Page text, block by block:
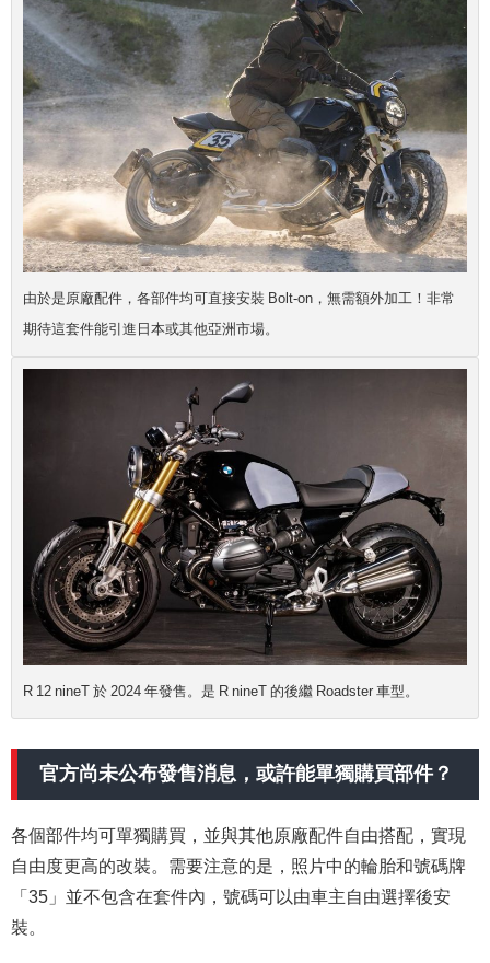
由於是原廠配件，各部件均可直接安裝 Bolt-on，無需額外加工！非常
期待這套件能引進日本或其他亞洲市場。
R 12 nineT 於 2024 年發售。是 R nineT 的後繼 Roadster 車型。
官方尚未公布發售消息，或許能單獨購買部件？
各個部件均可單獨購買，並與其他原廠配件自由搭配，實現
自由度更高的改裝。需要注意的是，照片中的輪胎和號碼牌
「35」並不包含在套件內，號碼可以由車主自由選擇後安
裝。